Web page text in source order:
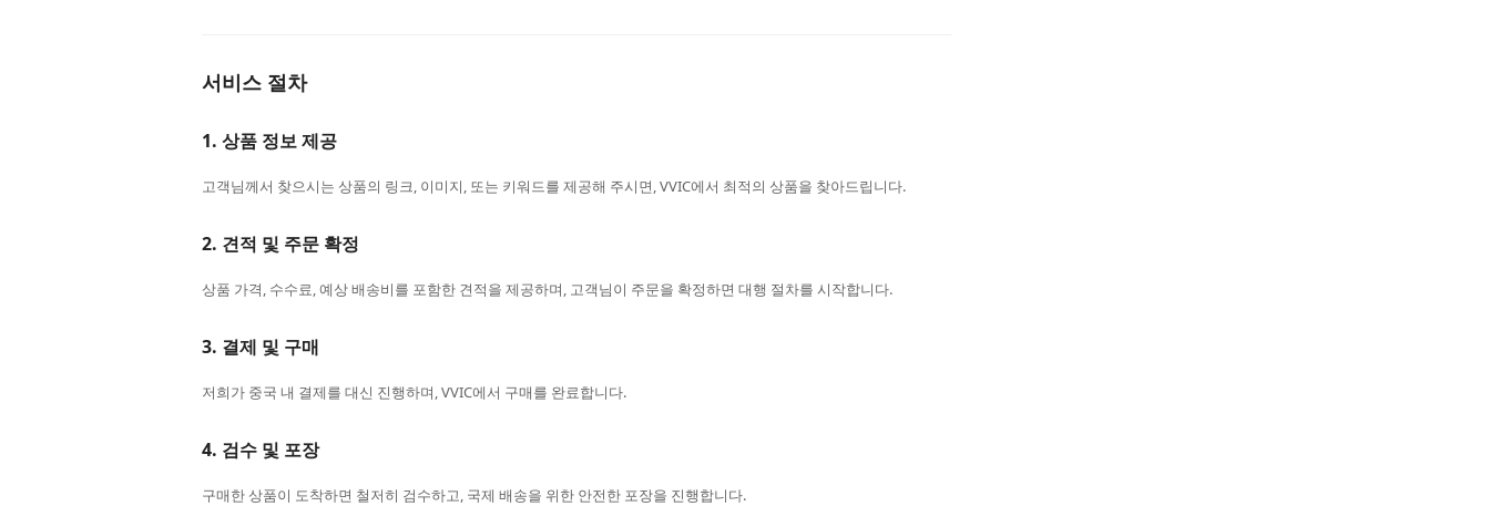
서비스 절차
1. 상품 정보 제공
고객님께서 찾으시는 상품의 링크, 이미지, 또는 키워드를 제공해 주시면, VVIC에서 최적의 상품을 찾아드립니다.
2. 견적 및 주문 확정
상품 가격, 수수료, 예상 배송비를 포함한 견적을 제공하며, 고객님이 주문을 확정하면 대행 절차를 시작합니다.
3. 결제 및 구매
저희가 중국 내 결제를 대신 진행하며, VVIC에서 구매를 완료합니다.
4. 검수 및 포장
구매한 상품이 도착하면 철저히 검수하고, 국제 배송을 위한 안전한 포장을 진행합니다.